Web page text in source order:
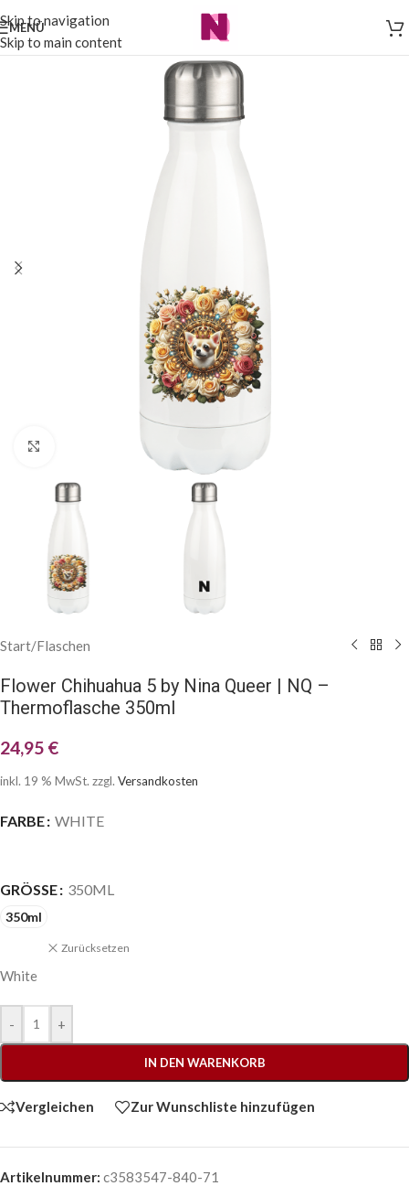
Skip to navigation
Skip to main content
MENÜ
Klick zum Vergrößern
Start/Flaschen
Flower Chihuahua 5 by Nina Queer | NQ –
Thermoflasche 350ml
24,95 €
inkl. 19 % MwSt. zzgl. Versandkosten
FARBE WHITE
GRÖSSE 350ML
350ml
Zurücksetzen
White
- +
IN DEN WARENKORB
Vergleichen Zur Wunschliste hinzufügen
Artikelnummer: c3583547-840-71